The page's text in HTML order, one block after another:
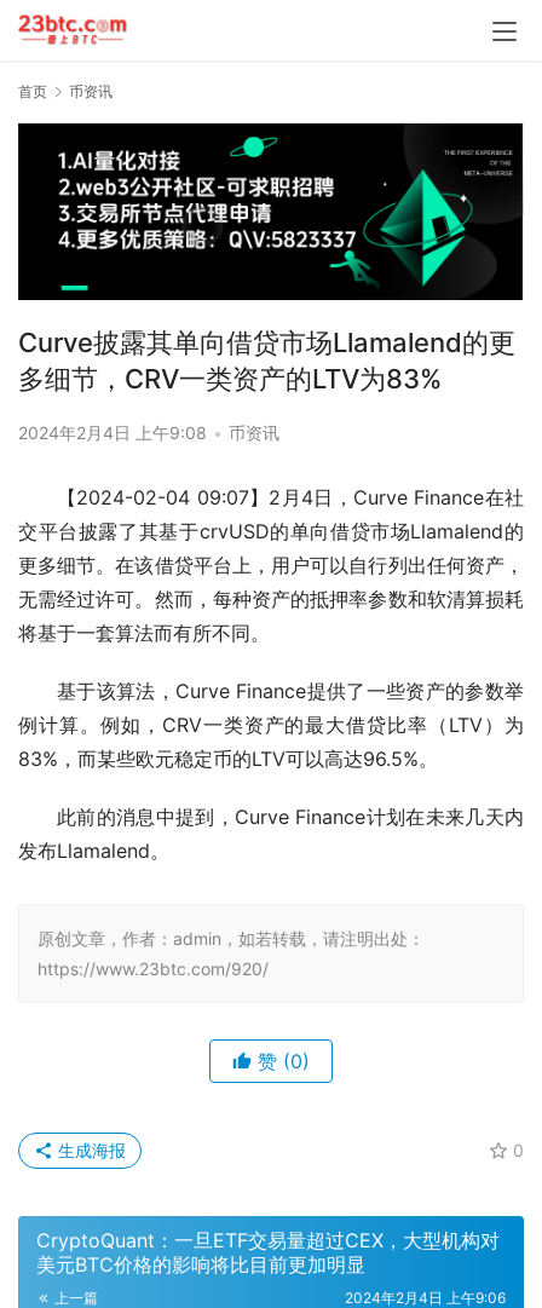
首页 币资讯
Curve披露其单向借贷市场Llamalend的更
多细节，CRV一类资产的LTV为83%
2024年2月4日 上午9:08 • 币资讯
【2024-02-04 09:07】2月4日，Curve Finance在社
交平台披露了其基于crvUSD的单向借贷市场Llamalend的
更多细节。在该借贷平台上，用户可以自行列出任何资产，
无需经过许可。然而，每种资产的抵押率参数和软清算损耗
将基于一套算法而有所不同。
基于该算法，Curve Finance提供了一些资产的参数举
例计算。例如，CRV一类资产的最大借贷比率（LTV）为
83%，而某些欧元稳定币的LTV可以高达96.5%。
此前的消息中提到，Curve Finance计划在未来几天内
发布Llamalend。
原创文章，作者：admin，如若转载，请注明出处：
https://www.23btc.com/920/
赞 (0)
0
生成海报
CryptoQuant：一旦ETF交易量超过CEX，大型机构对
美元BTC价格的影响将比目前更加明显
上一篇 2024年2月4日 上午9:06